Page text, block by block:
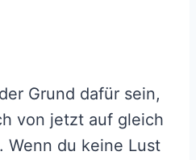
Grund dafür sein,
von jetzt auf gleich
Wenn du keine Lust